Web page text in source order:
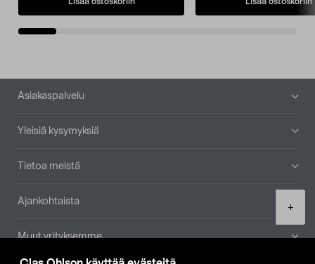
+
Alatunniste
Asiakaspalvelu
Yleisiä kysymyksiä
Tietoa meistä
Ajankohtaista
Muut yrityksemme